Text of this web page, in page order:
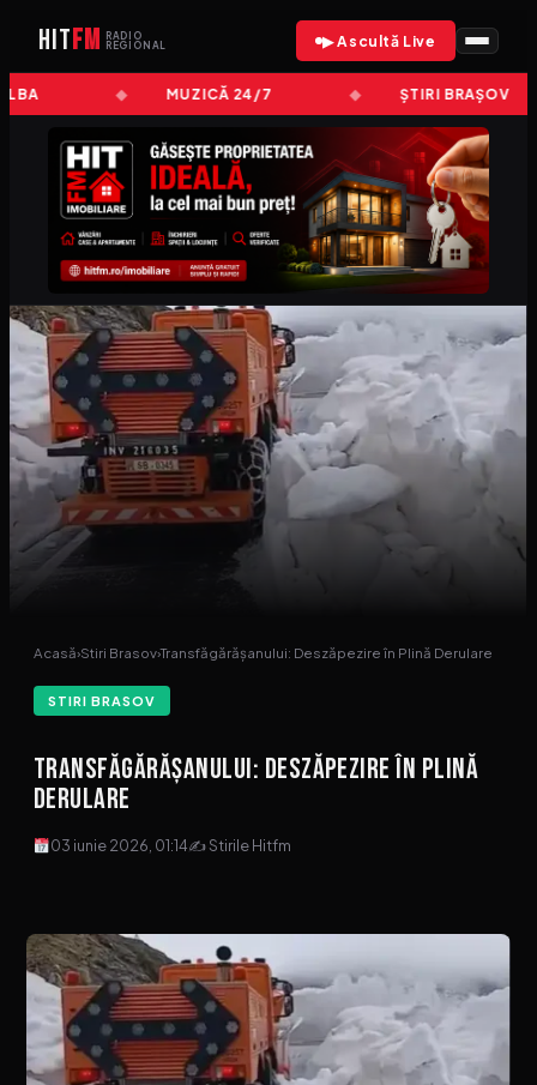
HITFM
RADIO
REGIONAL
▶ Ascultă Live
MUZICĂ 24/7 ȘTIRI BRAȘOV
Acasă›Stiri Brasov›Transfăgărășanului: Deszăpezire în Plină Derulare
STIRI BRASOV
Transfăgărășanului: Deszăpezire în Plină
Derulare
03 iunie 2026, 01:14✍ Stirile Hitfm